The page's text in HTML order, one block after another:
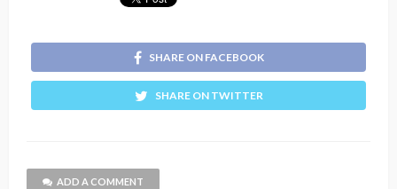
SHARE ON FACEBOOK
SHARE ON TWITTER
ADD A COMMENT